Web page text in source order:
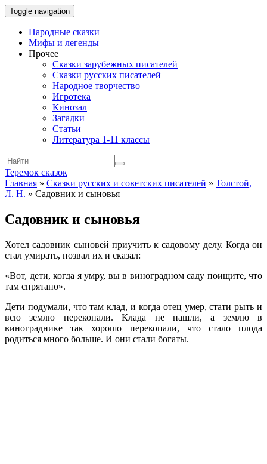
Toggle navigation
Народные сказки
Мифы и легенды
Прочее
Сказки зарубежных писателей
Сказки русских писателей
Народное творчество
Игротека
Кинозал
Загадки
Статьи
Литература 1-11 классы
Теремок сказок
Главная » Сказки русских и советских писателей » Толстой,
Л. Н. » Садовник и сыновья
Садовник и сыновья
Хотел садовник сыновей приучить к садовому делу. Когда он
стал умирать, позвал их и сказал:
«Вот, дети, когда я умру, вы в виноградном саду поищите, что
там спрятано».
Дети подумали, что там клад, и когда отец умер, стати рыть и
всю землю перекопали. Клада не нашли, а землю в
винограднике так хорошо перекопали, что стало плода
родиться много больше. И они стали богаты.